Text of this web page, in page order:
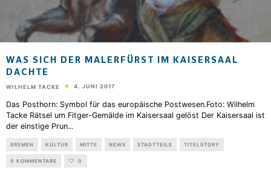
WAS SICH DER MALERFÜRST IM KAISERSAAL
DACHTE
WILHELM TACKE 4. JUNI 2017
Das Posthorn: Symbol für das europäische Postwesen.Foto: Wilhelm
Tacke Rätsel um Fitger-Gemälde im Kaisersaal gelöst Der Kaisersaal ist
der einstige Prun...
BREMEN KULTUR MITTE NEWS STADTTEILE TITELSTORY
0 KOMMENTARE 0